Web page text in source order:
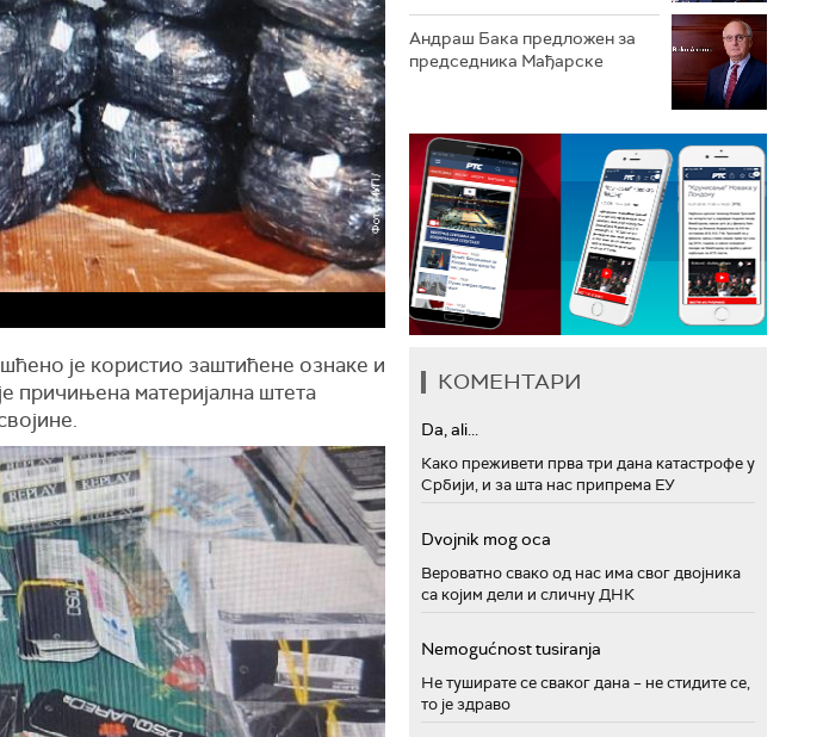
је користио заштићене ознаке и
причињена материјална штета
Андраш Бакa предложен за
председника Мађарске
КОМЕНТАРИ
Da, ali...
Како преживети прва три дана катастрофе у
Србији, и за шта нас припрема ЕУ
Dvojnik mog oca
Вероватно свако од нас има свог двојника
са којим дели и сличну ДНК
Nemogućnost tusiranja
Не туширате се сваког дана – не стидите се,
то је здраво